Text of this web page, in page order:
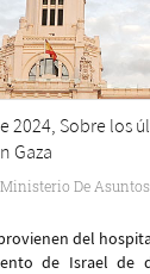
2024, Sobre los
Gaza
De
del
de Israel de